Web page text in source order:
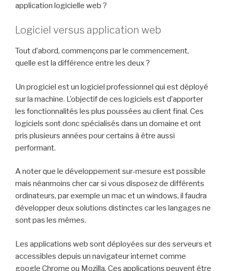
application logicielle web ?
Logiciel versus application web
Tout d’abord, commençons par le commencement,
quelle est la différence entre les deux ?
Un progiciel est un logiciel professionnel qui est déployé
sur la machine. L’objectif de ces logiciels est d’apporter
les fonctionnalités les plus poussées au client final. Ces
logiciels sont donc spécialisés dans un domaine et ont
pris plusieurs années pour certains à être aussi
performant.
A noter que le développement sur-mesure est possible
mais néanmoins cher car si vous disposez de différents
ordinateurs, par exemple un mac et un windows, il faudra
développer deux solutions distinctes car les langages ne
sont pas les mêmes.
Les applications web sont déployées sur des serveurs et
accessibles depuis un navigateur internet comme
google Chrome ou Mozilla. Ces applications peuvent être